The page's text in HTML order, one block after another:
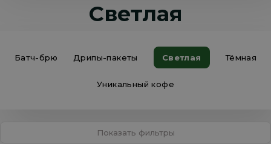
Светлая
Батч-брю Дрипы-пакеты Светлая Тёмная
Уникальный кофе
Показать фильтры